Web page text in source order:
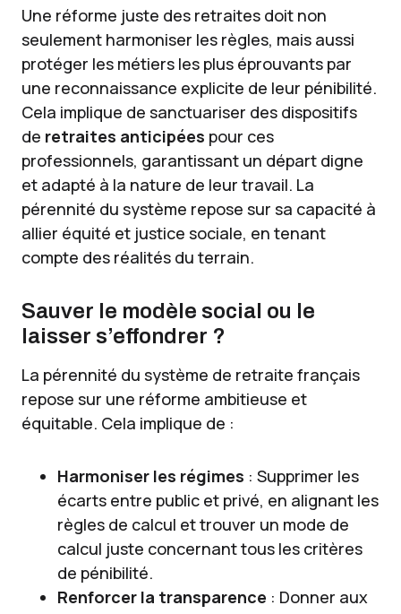
Une réforme juste des retraites doit non
seulement harmoniser les règles, mais aussi
protéger les métiers les plus éprouvants par
une reconnaissance explicite de leur pénibilité.
Cela implique de sanctuariser des dispositifs
de retraites anticipées pour ces
professionnels, garantissant un départ digne
et adapté à la nature de leur travail. La
pérennité du système repose sur sa capacité à
allier équité et justice sociale, en tenant
compte des réalités du terrain.
Sauver le modèle social ou le
laisser s’effondrer ?
La pérennité du système de retraite français
repose sur une réforme ambitieuse et
équitable. Cela implique de :
Harmoniser les régimes : Supprimer les
écarts entre public et privé, en alignant les
règles de calcul et trouver un mode de
calcul juste concernant tous les critères
de pénibilité.
Renforcer la transparence : Donner aux